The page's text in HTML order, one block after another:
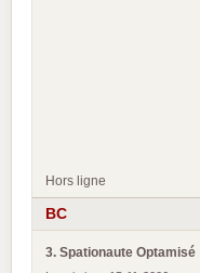
Hors ligne
BC
3. Spationaute Optamisé